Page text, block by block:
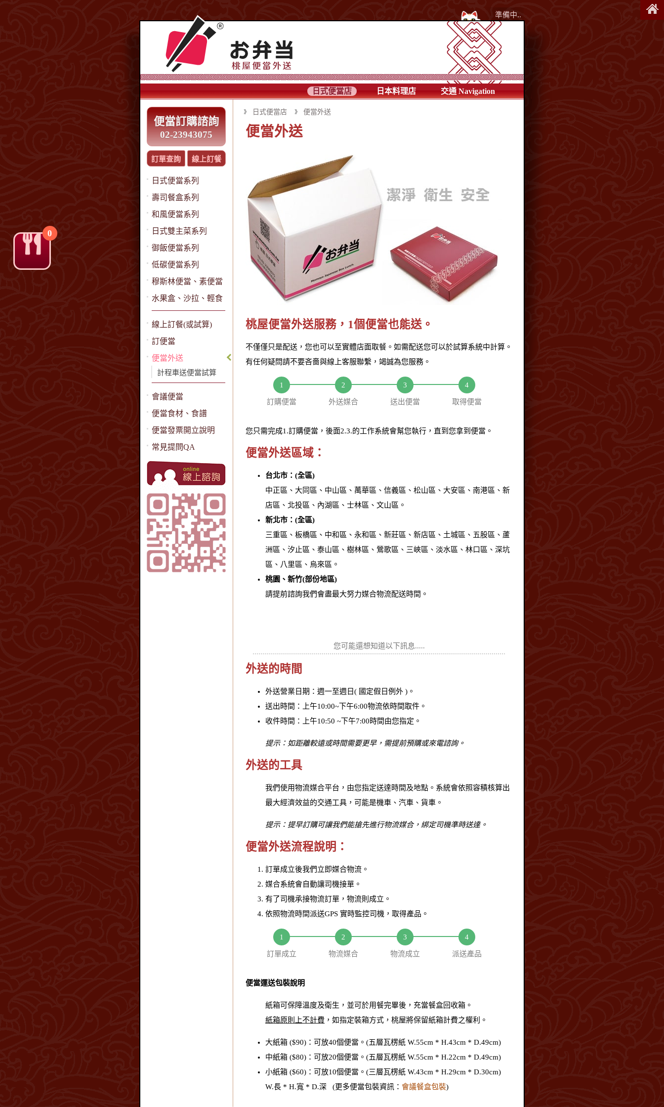
日式便當店 日本料理店 交通 Navigation
準備中..
便當訂購諮詢
02-23943075
訂單查詢 線上訂餐
日式便當系列
壽司餐盒系列
和風便當系列
日式雙主菜系列
御飯便當系列
低碳便當系列
穆斯林便當、素便當
水果盒、沙拉、輕食
線上訂餐(或試算)
訂便當
便當外送
計程車送便當試算
會議便當
便當食材、食譜
便當發票開立說明
常見提問QA
日式便當店 便當外送
便當外送
桃屋便當外送服務，1個便當也能送。
不僅僅只是配送，您也可以至實體店面取餐。如需配送您可以於試算系統中計算。
有任何疑問請不要吝嗇與線上客服聯繫，竭誠為您服務。
訂購便當 外送媒合 送出便當 取得便當
您只需完成1.訂購便當，後面2.3.的工作系統會幫您執行，直到您拿到便當。
便當外送區域：
台北市：(全區)
中正區、大同區、中山區、萬華區、信義區、松山區、大安區、南港區、新
店區、北投區、內湖區、士林區、文山區。
新北市：(全區)
三重區、板橋區、中和區、永和區、新莊區、新店區、土城區、五股區、蘆
洲區、汐止區、泰山區、樹林區、鶯歌區、三峽區、淡水區、林口區、深坑
區、八里區、烏來區。
桃園、新竹(部份地區)
請提前諮詢我們會盡最大努力媒合物流配送時間。
您可能還想知道以下訊息.....
外送的時間
外送營業日期：週一至週日( 國定假日例外 )。
送出時間：上午10:00~下午6:00物流依時間取件。
收件時間：上午10:50 ~下午7:00時間由您指定。
提示：如距離較遠或時間需要更早，需提前預購或來電諮詢。
外送的工具
我們使用物流媒合平台，由您指定送達時間及地點。系統會依照容積核算出
最大經濟效益的交通工具，可能是機車、汽車、貨車。
提示：提早訂購可讓我們能搶先進行物流媒合，綁定司機準時送達。
便當外送流程說明：
訂單成立後我們立即媒合物流。
媒合系統會自動讓司機接單。
有了司機承接物流訂單，物流則成立。
依照物流時間派送GPS 實時監控司機，取得產品。
訂單成立 物流媒合 物流成立 派送產品
便當運送包裝說明
紙箱可保障溫度及衛生，並可於用餐完畢後，充當餐盒回收箱。
紙箱原則上不計費 ，如指定裝箱方式，桃屋將保留紙箱計費之權利。
大紙箱 ($90)：可放40個便當。(五層瓦楞紙 W.55cm * H.43cm * D.49cm)
中紙箱 ($80)：可放20個便當。(五層瓦楞紙 W.55cm * H.22cm * D.49cm)
小紙箱 ($60)：可放10個便當。(三層瓦楞紙 W.43cm * H.29cm * D.30cm)
W.長 * H.寬 * D.深 (更多便當包裝資訊： 會議餐盒包裝)
0